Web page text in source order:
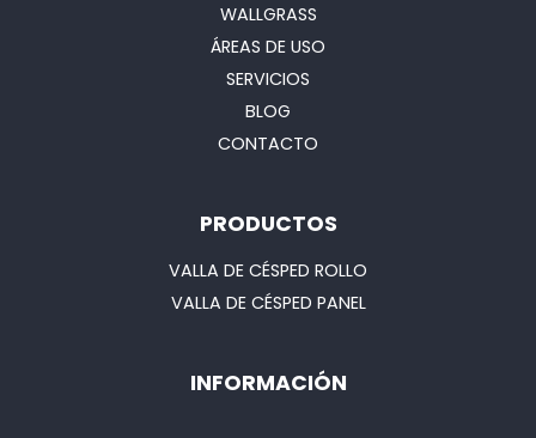
WALLGRASS
ÁREAS DE USO
SERVICIOS
BLOG
CONTACTO
PRODUCTOS
VALLA DE CÉSPED ROLLO
VALLA DE CÉSPED PANEL
INFORMACIÓN